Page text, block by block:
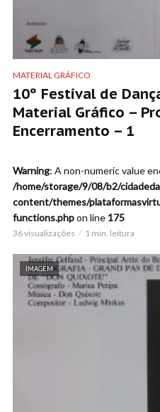
MATERIAL GRÁFICO
10º Festival de
Material Gráfico –
Encerramento – 1
Warning: A non-numeric value
/home/storage/9/08/b2/
content/themes/
functions.phpon line 175
36 visualizações 1 min. leitura
IMAGEM